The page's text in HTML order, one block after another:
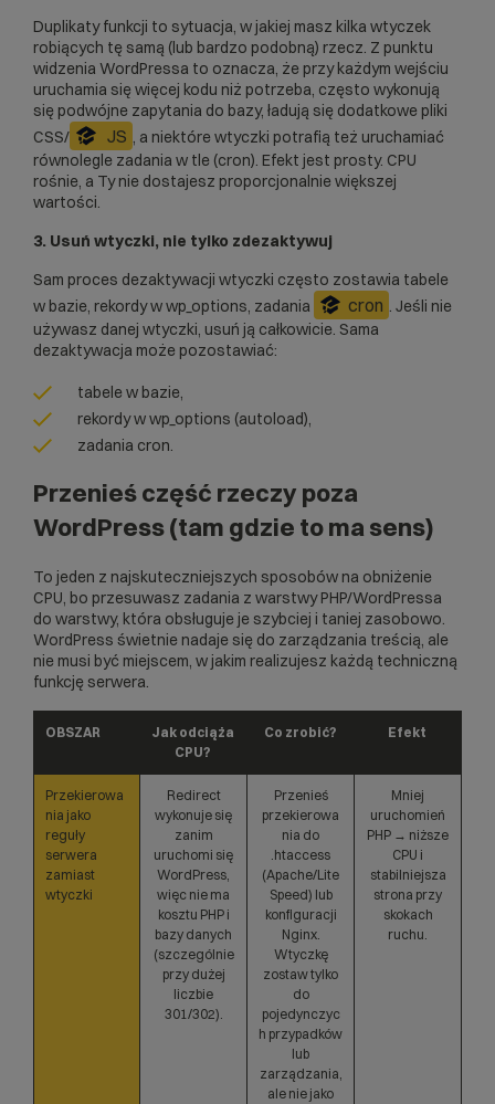
Duplikaty funkcji to sytuacja, w jakiej masz kilka wtyczek
robiących tę samą (lub bardzo podobną) rzecz. Z punktu
widzenia WordPressa to oznacza, że przy każdym wejściu
uruchamia się więcej kodu niż potrzeba, często wykonują
się podwójne zapytania do bazy, ładują się dodatkowe pliki
CSS/
JS , a niektóre wtyczki potrafią też uruchamiać
równolegle zadania w tle (cron). Efekt jest prosty. CPU
rośnie, a Ty nie dostajesz proporcjonalnie większej
wartości.
3. Usuń wtyczki, nie tylko zdezaktywuj
Sam proces dezaktywacji wtyczki często zostawia tabele
w bazie, rekordy w wp_options, zadania
cron . Jeśli nie
używasz danej wtyczki, usuń ją całkowicie. Sama
dezaktywacja może pozostawiać:
tabele w bazie,
rekordy w wp_options (autoload),
zadania cron.
Przenieś część rzeczy poza
WordPress (tam gdzie to ma sens)
To jeden z najskuteczniejszych sposobów na obniżenie
CPU, bo przesuwasz zadania z warstwy PHP/WordPressa
do warstwy, która obsługuje je szybciej i taniej zasobowo.
WordPress świetnie nadaje się do zarządzania treścią, ale
nie musi być miejscem, w jakim realizujesz każdą techniczną
funkcję serwera.
OBSZAR
Jak odciąża
CPU?
Co zrobić? Efekt
Przekierowa
nia jako
reguły
serwera
zamiast
wtyczki
Redirect
wykonuje się
zanim
uruchomi się
WordPress,
więc nie ma
kosztu PHP i
bazy danych
(szczególnie
przy dużej
liczbie
301/302).
Przenieś
przekierowa
nia do
.htaccess
(Apache/Lite
Speed) lub
konfiguracji
Nginx.
Wtyczkę
zostaw tylko
do
pojedynczyc
h przypadków
lub
zarządzania,
ale nie jako
Mniej
uruchomień
PHP → niższe
CPU i
stabilniejsza
strona przy
skokach
ruchu.